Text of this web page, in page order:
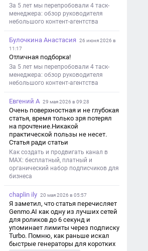
За 5 лет мы перепробовали 4 таск-
менеджера: обзор руководителя
небольшого контент-агентства
Булочкина Анастасия
26 июня 2026 в
11:17
Отличная подборка!
За 5 лет мы перепробовали 4 таск-
менеджера: обзор руководителя
небольшого контент-агентства
Евгений А 29 мая 2026 в 09:28
Очень поверхностная и не глубокая
статья, время только зря потерял
на прочтение.Никакой
практической пользы не несет.
Статья ради статьи
Как создать и продвигать канал в
MAX: бесплатный, платный и
органический набор подписчиков для
бизнеса
chaplin ily 20 мая 2026 в 05:57
Я заметил, что статья перечисляет
Genmo.AI как одну из лучших сетей
для роликов до 6 секунд и
упоминает лимиты через подписку
Turbo. Помню, как раньше искал
быстрые генераторы для коротких